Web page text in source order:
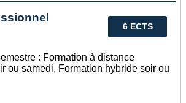
6 ECTS
: Formation à distance
ou samedi, Formation hybride soir ou